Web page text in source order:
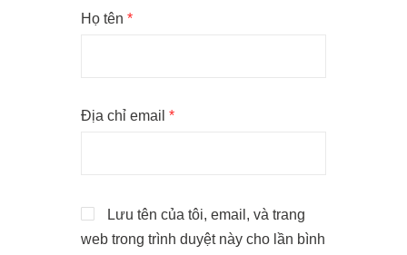
Họ tên *
Địa chỉ email *
Lưu tên của tôi, email, và trang
web trong trình duyệt này cho lần bình